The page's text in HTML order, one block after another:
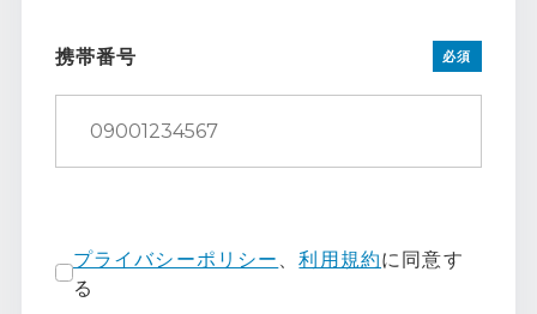
携帯番号 必須
プライバシーポリシー 、利用規約に同意す
る